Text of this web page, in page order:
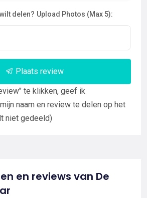
delen? Upload Photos (Max 5):
Plaats review
te klikken, geef ik
naam en review te delen op het
niet gedeeld)
en reviews van De